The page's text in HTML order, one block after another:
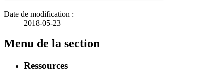
Date de modification :
2018-05-23
Menu de la section
Ressources